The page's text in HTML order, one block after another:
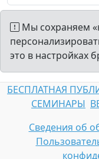
Мы сохраняем
это в настройках
БЕСПЛАТНАЯ
СЕМИНАРЫ
Сведения об